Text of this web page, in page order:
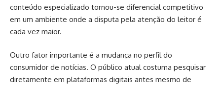
conteúdo especializado tornou-se diferencial competitivo
em um ambiente onde a disputa pela atenção do leitor é
cada vez maior.
Outro fator importante é a mudança no perfil do
consumidor de notícias. O público atual costuma pesquisar
diretamente em plataformas digitais antes mesmo de